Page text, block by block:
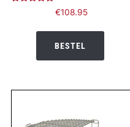
Gewaardeerd€108.95
BESTEL